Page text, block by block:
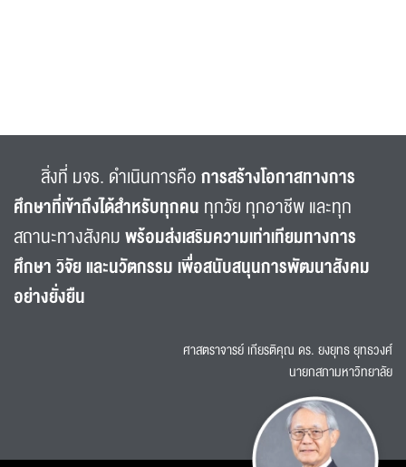
สิ่งที่ มจธ. ดำเนินการคือการสร้างโอกาสทางการ
ศึกษาที่เข้าถึงได้สำหรับทุกคน ทุกวัย ทุกอาชีพ และทุก
สถานะทางสังคมพร้อมส่งเสริมความเท่าเทียมทางการ
ศึกษา วิจัย และนวัตกรรม เพื่อสนับสนุนการพัฒนาสังคม
อย่างยั่งยืน
ศาสตราจารย์ เกียรติคุณ ดร. ยงยุทธ ยุทธวงศ์
นายกสภามหาวิทยาลัย